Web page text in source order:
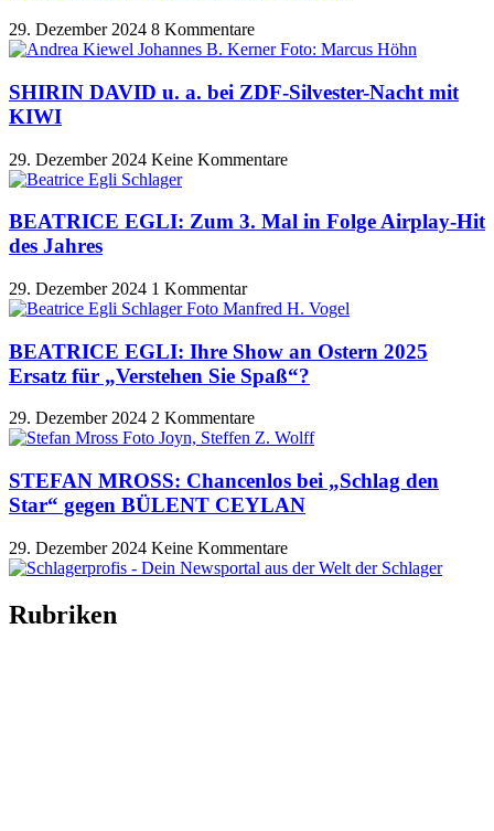
29. Dezember 2024 8 Kommentare
SHIRIN DAVID u. a. bei ZDF-Silvester-Nacht mit
KIWI
29. Dezember 2024 Keine Kommentare
BEATRICE EGLI: Zum 3. Mal in Folge Airplay-Hit
des Jahres
29. Dezember 2024 1 Kommentar
BEATRICE EGLI: Ihre Show an Ostern 2025
Ersatz für „Verstehen Sie Spaß“?
29. Dezember 2024 2 Kommentare
STEFAN MROSS: Chancenlos bei „Schlag den
Star“ gegen BÜLENT CEYLAN
29. Dezember 2024 Keine Kommentare
Rubriken